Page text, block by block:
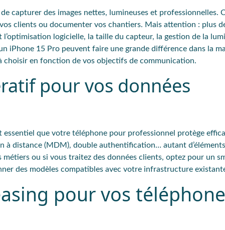
capturer des images nettes, lumineuses et professionnelles.
clients ou documenter vos chantiers. Mais attention : plus
logicielle, la taille du capteur, la gestion de la
iPhone 15 Pro peuvent faire une grande différence dans la
choisir en fonction de vos objectifs de communication.
pour vos données
essentiel que votre téléphone pour professionnel protège
à distance (MDM), double authentification… autant
métiers ou si vous traitez des données clients, optez pour un
des modèles compatibles avec votre infrastructure
pour vos